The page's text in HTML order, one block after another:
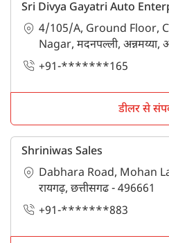
Sri Divya Gayatri Auto
4/105/A, Ground Floor,
Nagar, मदनपल्ली, अन्नमय्या,
+91-*******165
डीलर से
Shriniwas Sales
Dabhara Road, Mohan
रायगढ़, छत्तीसगढ - 496661
+91-*******883